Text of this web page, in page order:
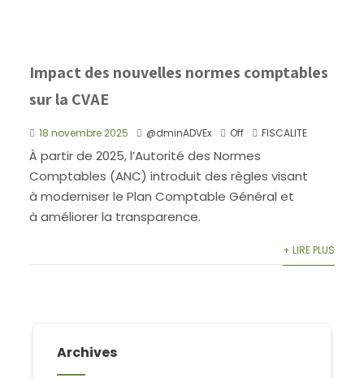
Impact des nouvelles normes comptables
sur la CVAE
18 novembre 2025 @dminADVEx Off FISCALITE
À partir de 2025, l’Autorité des Normes
Comptables (ANC) introduit des règles visant
à moderniser le Plan Comptable Général et
à améliorer la transparence.
+ LIRE PLUS
Archives